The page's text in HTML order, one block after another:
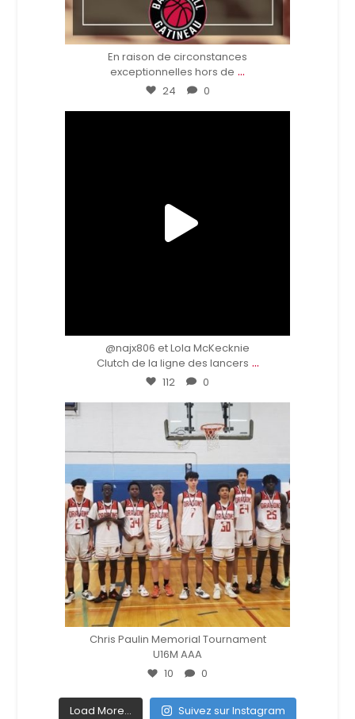
Fév 5
En raison de circonstances
exceptionnelles hors de ...
24 0
@najx806 et Lola McKecknie
Clutch de la ligne des lancers ...
112 0
bbgatineau
Déc 4
Chris Paulin Memorial Tournament
U16M AAA
10
0
Load More... Suivez sur Instagram